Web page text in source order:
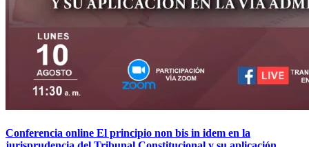
Conferencia online El principio non bis in idem en la